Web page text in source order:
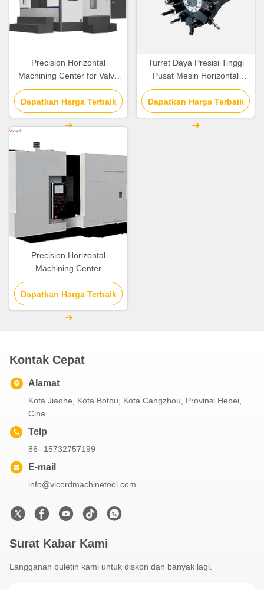
Precision Horizontal
Machining Center for Valve
Rear Axle Flange Water
Pump Reducer
Dapatkan Harga Terbaik
Turret Daya Presisi Tinggi
Pusat Mesin Horizontal
350mm Travel Y-axis
Dapatkan Harga Terbaik
Precision Horizontal
Machining Center
1300X1300 Daerah
Turntable
Dapatkan Harga Terbaik
Kontak Cepat
Alamat
Kota Jiaohe, Kota Botou, Kota Cangzhou, Provinsi Hebei,
Cina.
Telp
86--15732757199
E-mail
info@vicordmachinetool.com
Surat Kabar Kami
Langganan buletin kami untuk diskon dan banyak lagi.